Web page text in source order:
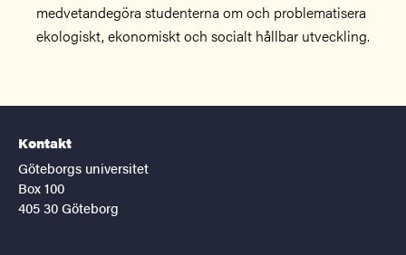
medvetandegöra studenterna om och problematisera
ekologiskt, ekonomiskt och socialt hållbar utveckling.
Kontakt
Göteborgs universitet
Box 100
405 30 Göteborg